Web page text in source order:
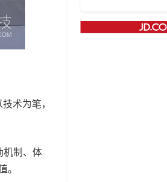
术为笔，
机制、体